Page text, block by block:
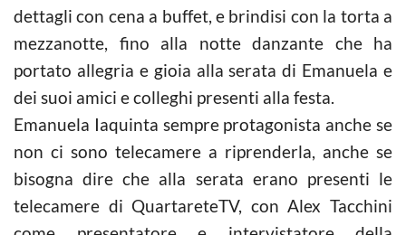
dettagli con cena a buffet, e brindisi con la torta a
mezzanotte, fino alla notte danzante che ha
portato allegria e gioia alla serata di Emanuela e
dei suoi amici e colleghi presenti alla festa.
Emanuela Iaquinta sempre protagonista anche se
non ci sono telecamere a riprenderla, anche se
bisogna dire che alla serata erano presenti le
telecamere di QuartareteTV, con Alex Tacchini